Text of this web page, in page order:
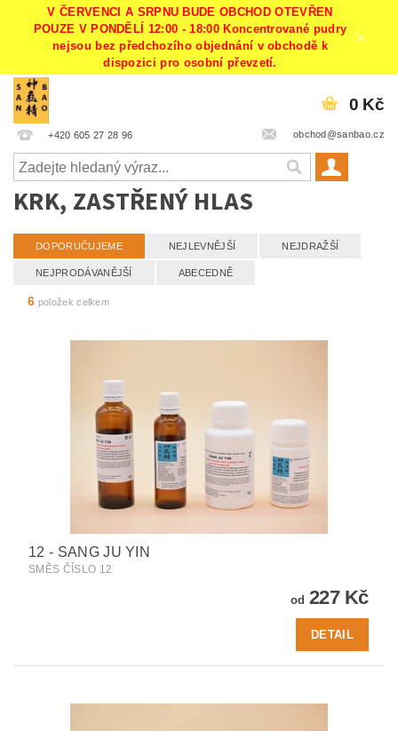
V ČERVENCI A SRPNU BUDE OBCHOD OTEVŘEN
POUZE V PONDĚLÍ 12:00 - 18:00 Koncentrované pudry
nejsou bez předchozího objednání v obchodě k
dispozici pro osobní převzetí.
+420 605 27 28 96 obchod@sanbao.cz
0 Kč
KRK, ZASTŘENÝ HLAS
DOPORUČUJEME NEJLEVNĚJŠÍ NEJDRAŽŠÍ
NEJPRODÁVANĚJŠÍ ABECEDNĚ
6 položek celkem
12 - SANG JU YIN
SMĚS ČÍSLO 12
od 227 Kč
DETAIL